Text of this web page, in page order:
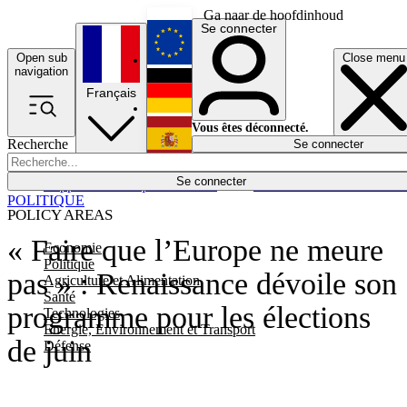
Ga naar de hoofdinhoud
Open sub
navigation
Close menu
Recherche
Se connecter
POLICY AREAS
Economie
Politique
Agriculture et Alimentation
Santé
Technologies
Energie, Environnement et Transport
Défense
Économie
Français
English
Deutsch
Español
Se connecter
Vous êtes déconnecté.
Se connecter
« Faire que l’Europe ne meure
pas » : Renaissance dévoile son
programme pour les élections
de juin
POLITIQUE